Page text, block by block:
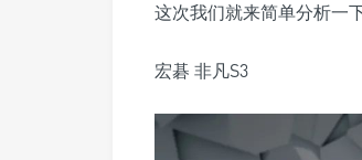
这次我们就来简单分析一
宏碁 非凡S3